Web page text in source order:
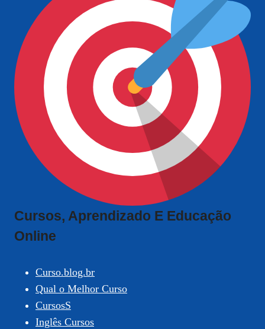
Cursos, Aprendizado E Educação
Online
Curso.blog.br
Qual o Melhor Curso
CursosS
Inglês Cursos